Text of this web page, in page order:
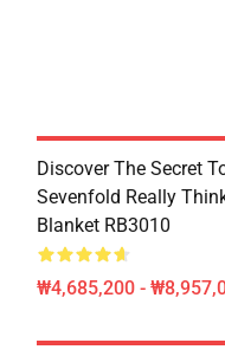
Discover The Secret
Sevenfold Really
Blanket RB3010
₩4,685,200 -